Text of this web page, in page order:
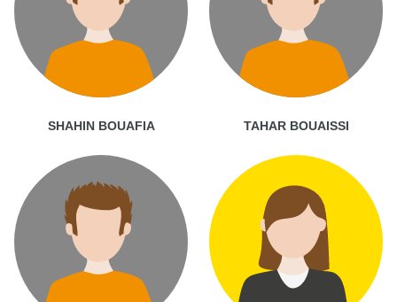
SHAHIN BOUAFIA TAHAR BOUAISSI